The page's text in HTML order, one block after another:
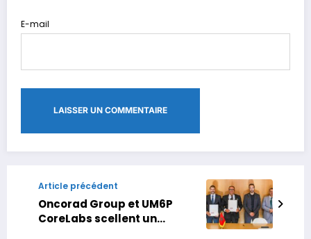
E-mail
Article précédent
Oncorad Group et UM6P
CoreLabs scellent un